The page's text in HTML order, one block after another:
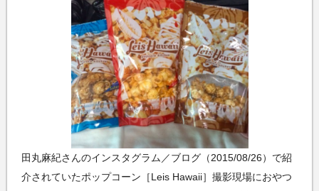
田丸麻紀さんのインスタグラム／ブログ（2015/08/26）で紹
介されていたポップコーン［Leis Hawaii］撮影現場におやつ